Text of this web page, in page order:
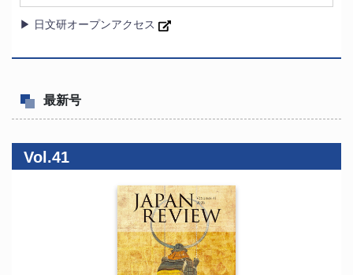
▶ 日文研オープンアクセス
最新号
Vol.41